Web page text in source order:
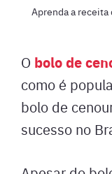
Aprenda a receita
O bolo de
como é
bolo de
sucesso no